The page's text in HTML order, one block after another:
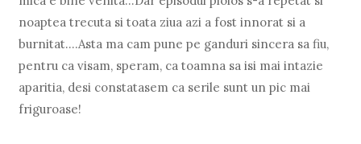
noaptea trecuta si toata ziua azi a fost innorat si a
burnitat....Asta ma cam pune pe ganduri sincera sa fiu,
pentru ca visam, speram, ca toamna sa isi mai intazie
aparitia, desi constatasem ca serile sunt un pic mai
friguroase!